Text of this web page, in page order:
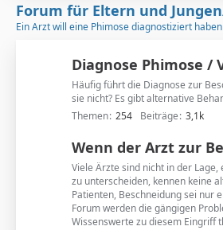
Forum für Eltern und
Ein Arzt will eine Phimose diagnostiziert
Diagnose Phimose /
Häufig führt die Diagnose zur
sie nicht? Es gibt alternative
Themen 254 Beiträge 3,1k
Wenn der Arzt zur
Viele Ärzte sind nicht in der
zu unterscheiden, kennen keine
Patienten, Beschneidung sei nur
Forum werden die gängigen
Wissenswerte zu diesem Eingriff